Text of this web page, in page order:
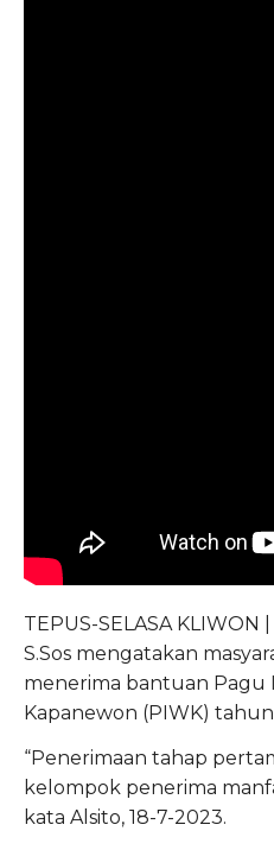
TEPUS-SELASA
S.Sos mengatakan
menerima bantuan Pagu
Kapanewon (PIWK)
“Penerimaan tahap
kelompok penerima
kata Alsito, 18-7-2023.